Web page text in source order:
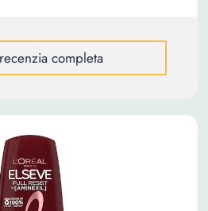
completa